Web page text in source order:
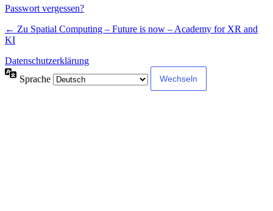
Passwort vergessen?
← Zu Spatial Computing – Future is now – Academy for XR and
KI
Datenschutzerklärung
Sprache